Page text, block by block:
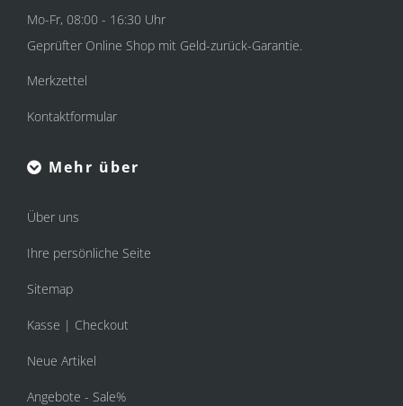
Mo-Fr, 08:00 - 16:30 Uhr
Geprüfter Online Shop mit Geld-zurück-Garantie.
Merkzettel
Kontaktformular
Mehr über
Über uns
Ihre persönliche Seite
Sitemap
Kasse | Checkout
Neue Artikel
Angebote - Sale%